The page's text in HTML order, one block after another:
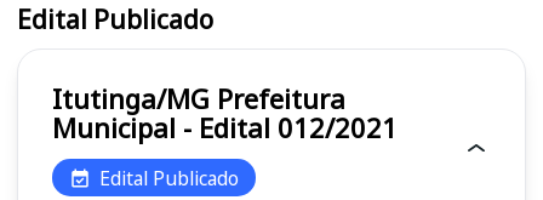
Edital Publicado
Itutinga/MG Prefeitura
Municipal - Edital 012/2021
Edital Publicado